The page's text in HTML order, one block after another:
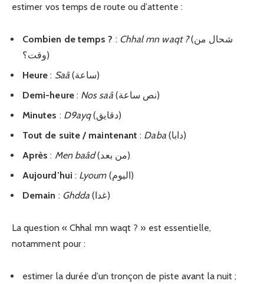
estimer vos temps de route ou d’attente :
Combien de temps ? : Chhal mn waqt ?(شحال من
وقت؟)
Heure : Saâ
(ساعة)
Demi-heure: Nos saâ
(نص ساعة)
Minutes : D9ayq
(دقايق)
Tout de suite / maintenant : Daba
(دابا)
Après : Men baâd
(من بعد)
Aujourd’hui : Lyoum
(اليوم)
Demain : Ghdda (غدا)
La question « Chhal mn waqt ? » est essentielle,
notamment pour :
estimer la durée d’un tronçon de piste avant la nuit ;